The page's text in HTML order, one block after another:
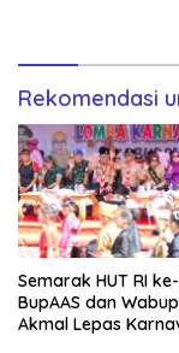
Rekomendasi
Semarak HUT RI ke-
BupAAS dan
Akmal Lepas